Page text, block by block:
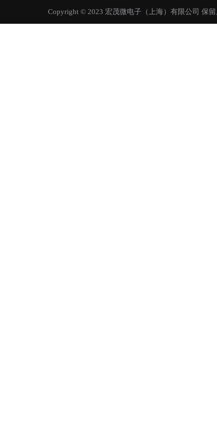
Copyright © 2023 宏茂微电子（上海）有限公司 保